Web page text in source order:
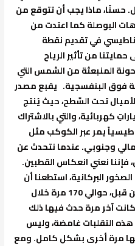
حسنًا، ماذا يجب أن تتوقع من
البوصلة كما اعتدت من
في تقديم نقطة
من تأثير الرياح
المنبعثة من الشمس التي
فوق البنفسجية. يقبع مصدر
تحت السَّطح، حيث يُنتج
كهربائية، والتي بالاشتراك
يمر عبر الكوكب مثل
وجنوبي. عندما نتحدث عن
فإننا نعني انعكاس القطبين.
البركانية، استطعنا أن
نتأكد من حدوث هذا الانعكاس من قبل، حوالي 170 مرة خلال
آخر مرة حدث فيها ذلك
هذه التقلبات غامضة، وليس
مرة أخرى بشكل كامل. ومع